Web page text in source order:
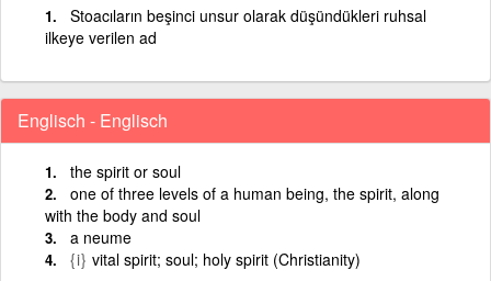
Stoacıların beşinci unsur olarak düşündükleri ruhsal
ilkeye verilen ad
Englisch - Englisch
the spirit or soul
one of three levels of a human being, the spirit, along
with the body and soul
a neume
{i} vital spirit; soul; holy spirit (Christianity)